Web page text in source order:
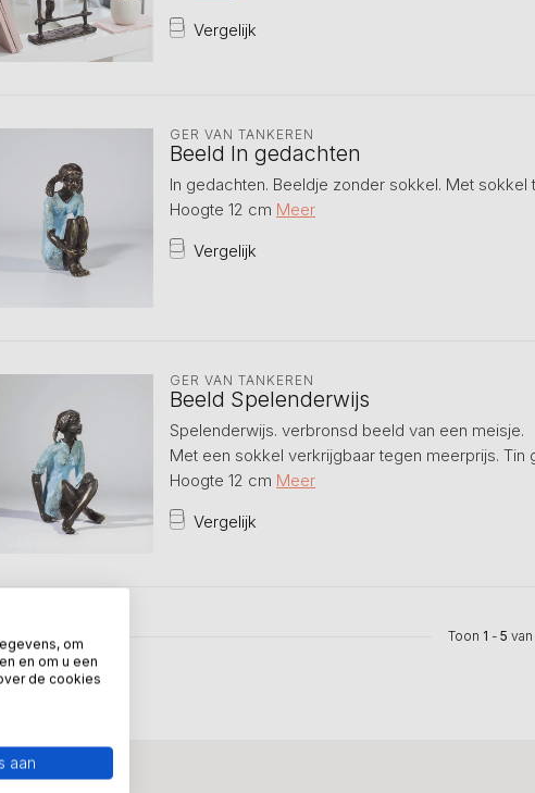
Vergelijk
GER VAN TANKEREN
Beeld In gedachten
In gedachten. Beeldje zonder sokkel. Met sokkel
Hoogte 12 cm Meer
Vergelijk
GER VAN TANKEREN
Beeld Spelenderwijs
Spelenderwijs. verbronsd beeld van een meisje.
Met een sokkel verkrijgbaar tegen meerprijs. Tin
Hoogte 12 cm Meer
Vergelijk
Toon 1 - 5 van
om
en om u een
de cookies
aan